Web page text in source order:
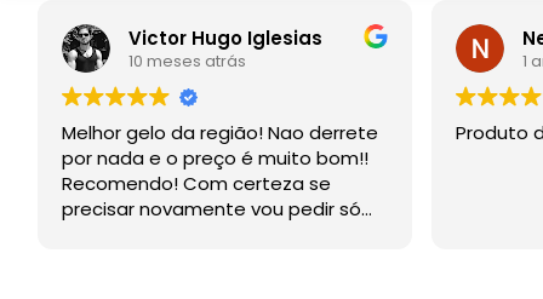
Iglesias
Nao derrete
é muito bom!!
se
vou pedir só
Newmar Lacorte
Produto de qualidade.